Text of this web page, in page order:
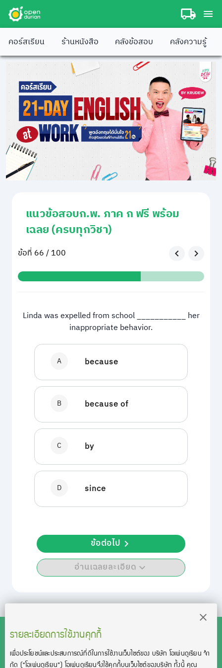
คอร์สเรียน ร้านหนังสือ คลังข้อสอบ คลังความรู้
แนวข้อสอบก.พ. ภาค ก ฟรี พร้อม
เฉลย (ครบทุกวิชา)
ข้อที่ 66 / 100
Linda was expelled from school ___________ her
inappropriate behavior.
A because
B because of
C by
D since
อ่านเฉลยละเอียด
ข้อต่อไป
รายละเอียดการใช้งานคุกกี้
เพื่อประโยชน์และประสบการณ์ที่ดีในการใช้งานเว็บไซต์ของ บริษัท โอเพ่นดูเรียน จํา
กัด (“โอเพ่นดูเรียน”)โอเพ่นดูเรียนจึงใช้คุกกี้บนเว็บไซต์ของบริษัท ทั้งนี้ คุณ
สงวนลิขสิทธิ์โดย บริษัท โอเพ่นดูเรียน จำกัด 2021 ©︎ OpenDurian